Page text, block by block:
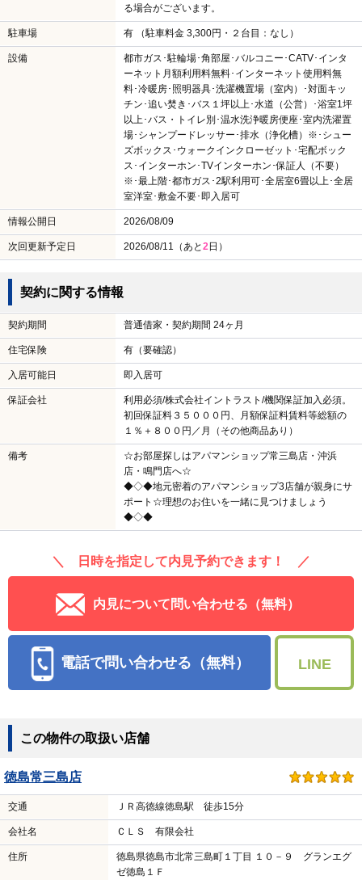
る場合がございます。
駐車場 有 （駐車料金 3,300円・２台目：なし）
設備
都市ガス･駐輪場･角部屋･バルコニー･CATV･インタ
ーネット月額利用料無料･インターネット使用料無
料･冷暖房･照明器具･洗濯機置場（室内）･対面キッ
チン･追い焚き･バス１坪以上･水道（公営）･浴室1坪
以上･バス・トイレ別･温水洗浄暖房便座･室内洗濯置
場･シャンプードレッサー･排水（浄化槽）※･シュー
ズボックス･ウォークインクローゼット･宅配ボック
ス･インターホン･TVインターホン･保証人（不要）
※･最上階･都市ガス･2駅利用可･全居室6畳以上･全居
室洋室･敷金不要･即入居可
情報公開日 2026/08/09
次回更新予定日 2026/08/11（あと2日）
契約に関する情報
契約期間 普通借家・契約期間 24ヶ月
住宅保険 有（要確認）
入居可能日 即入居可
保証会社
利用必須/株式会社イントラスト/機関保証加入必須。
初回保証料３５０００円、月額保証料賃料等総額の
１％＋８００円／月（その他商品あり）
備考
☆お部屋探しはアパマンショップ常三島店・沖浜
店・鳴門店へ☆
◆◇◆地元密着のアパマンショップ3店舗が親身にサ
ポート☆理想のお住いを一緒に見つけましょう
◆◇◆
＼ 日時を指定して内見予約できます！ ／
内見について問い合わせる（無料）
電話で問い合わせる（無料） LINE
この物件の取扱い店舗
徳島常三島店
交通 ＪＲ高徳線徳島駅 徒歩15分
会社名 ＣＬＳ 有限会社
住所
徳島県徳島市北常三島町１丁目 １０－９ グランエグ
ゼ徳島１Ｆ